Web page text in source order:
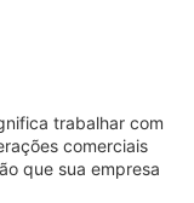
trabalhar com
comerciais
que sua empresa